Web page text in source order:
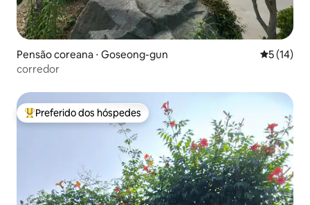
Pensão coreana ⋅ Goseong-gun 5 de uma
5 (14)
corredor
Entre os melhores preferidos dos hóspedes
Preferido dos hóspedes